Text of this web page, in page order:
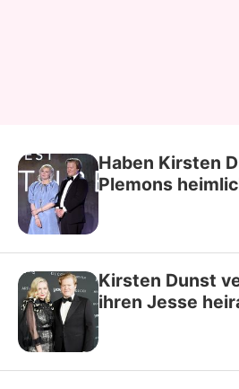
Haben Kirsten
Plemons
Kirsten Dunst
ihren Jesse